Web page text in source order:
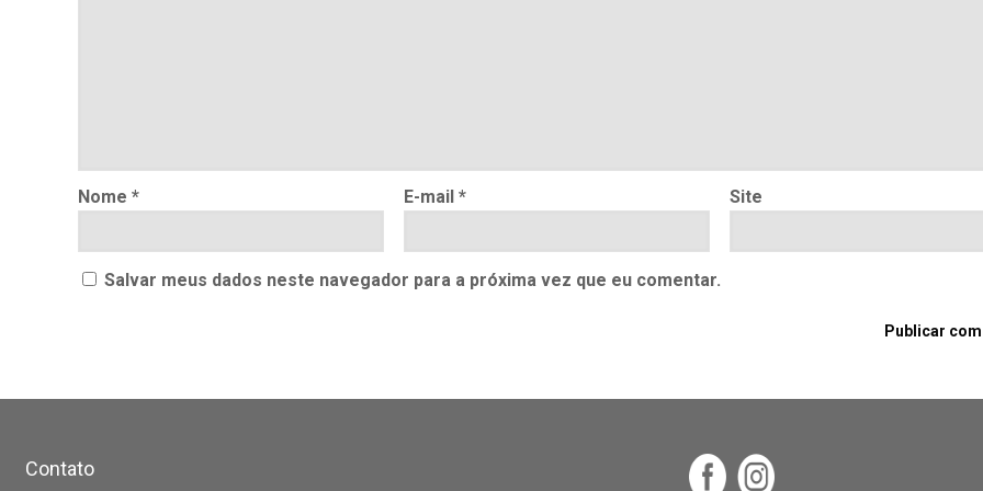
Nome* E-mail* Site
Salvar meus dados neste navegador para a próxima vez que eu comentar.
Contato